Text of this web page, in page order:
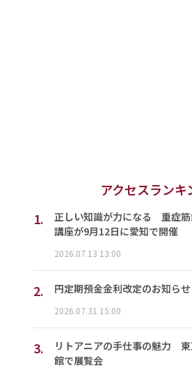
アクセスランキ
1.
正しい知識が力になる 重症
講座が9月12日に愛知で開催
2026.07.13 13:00
2. 円定期預金金利改定のお知らせ
2026.07.31 15:00
3.
リトアニアの手仕事の魅力
館で展覧会